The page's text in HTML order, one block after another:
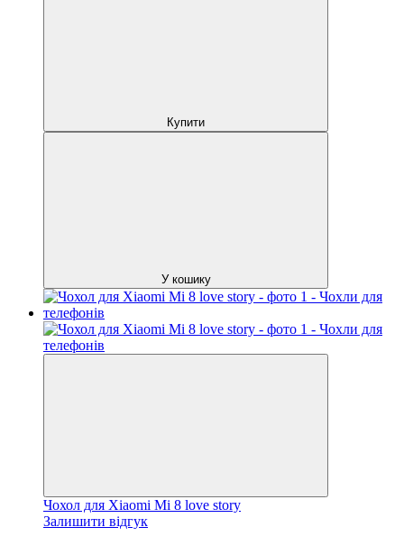
Купити
У кошику
Чохол для Xiaomi Mi 8 love story
Залишити відгук